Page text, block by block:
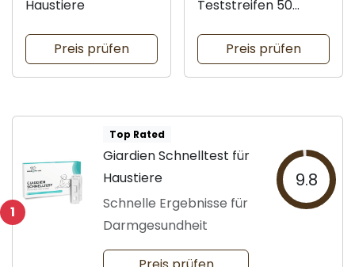
Haustiere
Preis prüfen
Teststreifen 50
Preis prüfen
1
Top Rated
Giardien Schnelltest für
Haustiere
Schnelle Ergebnisse für
Darmgesundheit
9.8